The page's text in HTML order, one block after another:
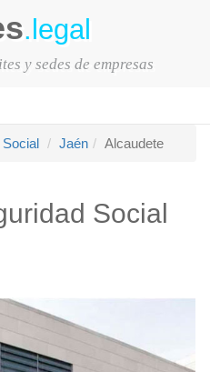
.legal
y sedes de empresas
Social Jaén Alcaudete
Social